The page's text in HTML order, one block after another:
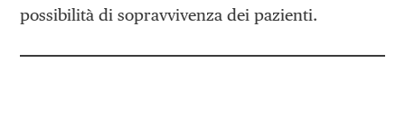
possibilità di sopravvivenza dei pazienti.